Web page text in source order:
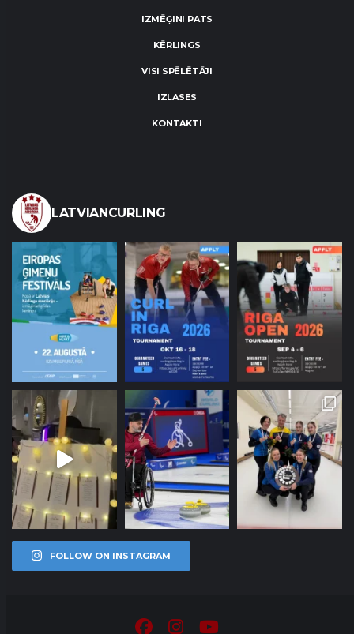
IZMĒĢINI PATS
KĒRLINGS
VISI SPĒLĒTĀJI
IZLASES
KONTAKTI
LATVIANCURLING
FOLLOW ON INSTAGRAM